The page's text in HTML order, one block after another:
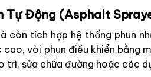
Tự Động (Asphalt
còn tích hợp hệ thống phun
vòi phun điều khiển bằng
trì, sửa chữa đường hoặc các